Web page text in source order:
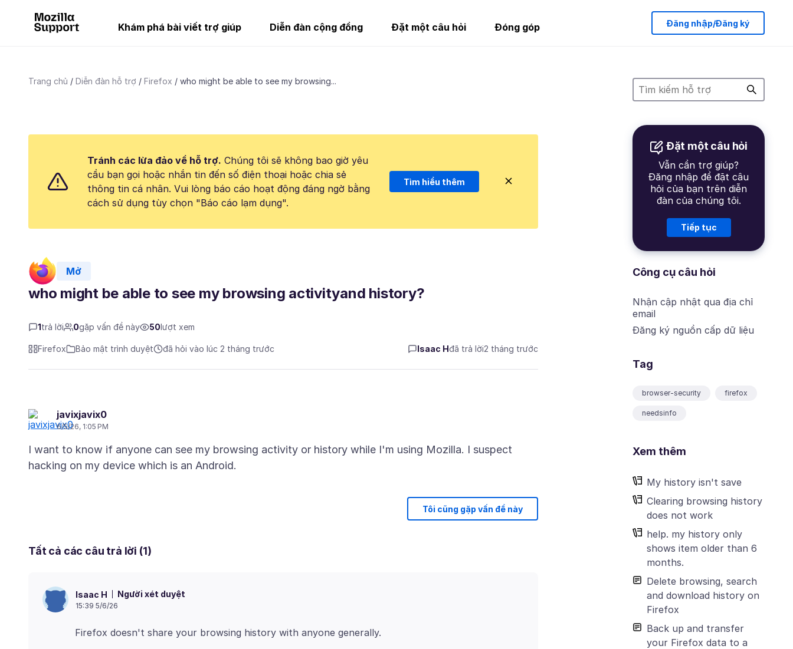
Khám phá bài viết trợ giúp Diễn đàn cộng đồng Đặt một câu hỏi Đóng góp Đăng nhập/Đăng ký
Trang chủ Diễn đàn hỗ trợ Firefox who might be able to see my browsing...
Đặt một câu hỏi
Vẫn cần trợ giúp?
Đăng nhập để đặt câu
hỏi của bạn trên diễn
đàn của chúng tôi.
Tiếp tục
Công cụ câu hỏi
Nhận cập nhật qua địa chỉ
email
Đăng ký nguồn cấp dữ liệu
Tag
browser-security firefox
needsinfo
Xem thêm
My history isn't save
Clearing browsing history
does not work
help. my history only
shows item older than 6
months.
Delete browsing, search
and download history on
Firefox
Back up and transfer
your Firefox data to a
Tránh các lừa đảo về hỗ trợ. Chúng tôi sẽ không bao giờ yêu
cầu bạn gọi hoặc nhắn tin đến số điện thoại hoặc chia sẻ
thông tin cá nhân. Vui lòng báo cáo hoạt động đáng ngờ bằng
cách sử dụng tùy chọn "Báo cáo lạm dụng".
Tìm hiểu thêm
Mở
who might be able to see my browsing activityand history?
1 trả lời 0gặp vấn đề này 50 lượt xem
Firefox Bảo mật trình duyệt đã hỏi vào lúc 2 tháng trước Isaac Hđã trả lời2 tháng trước
javixjavix0
6/5/26, 1:05 PM
I want to know if anyone can see my browsing activity or history while I'm using Mozilla. I suspect
Tôi cũng gặp vấn đề này
Tất cả các câu trả lời (1)
Isaac H Người xét duyệt
15:39 5/6/26